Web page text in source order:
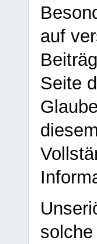
auf
Seite